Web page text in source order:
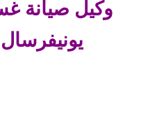
وكيل صيانة
يونيفرسال